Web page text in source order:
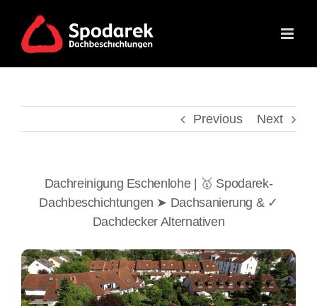
content
Previous Next
Dachreinigung Eschenlohe | 🥇 Spodarek-
Dachbeschichtungen ➤ Dachsanierung & ✓
Dachdecker Alternativen